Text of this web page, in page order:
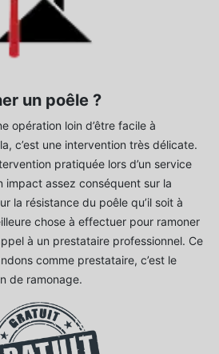
un poêle ?
opération loin d’être facile à
c’est une intervention très délicate.
pratiquée lors d’un service
impact assez conséquent sur la
la résistance du poêle qu’il soit à
chose à effectuer pour ramoner
à un prestataire professionnel. Ce
comme prestataire, c’est le
de ramonage.